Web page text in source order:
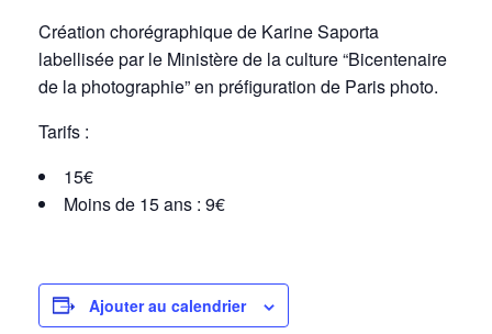
Création chorégraphique de Karine Saporta
labellisée par le Ministère de la culture “Bicentenaire
de la photographie” en préfiguration de Paris photo.
Tarifs :
15€
Moins de 15 ans : 9€
Ajouter au calendrier